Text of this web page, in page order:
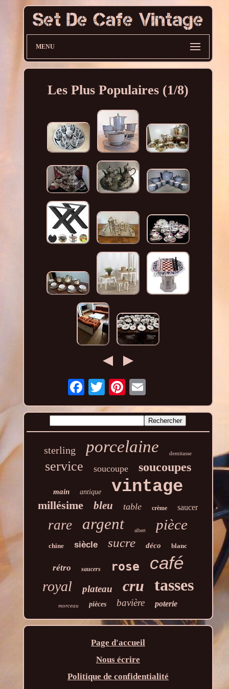
MENU
Les Plus Populaires (1/8)
sterling porcelaine demitasse
service soucoupe soucoupes
main antique vintage
millésime bleu table crème saucer
rare argent albert pièce
chine siècle sucre déco blanc
rétro saucers rose café
royal plateau cru tasses
morceau pièces bavière poterie
Page d'accueil
Nous écrire
Politique de confidentialité